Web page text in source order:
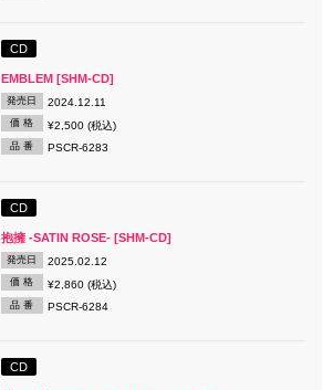
CD
EMBLEM [SHM-CD]
発売日 2024.12.11
価 格 ¥2,500 (税込)
品 番 PSCR-6283
CD
抱擁 -SATIN ROSE- [SHM-CD]
発売日 2025.02.12
価 格 ¥2,860 (税込)
品 番 PSCR-6284
CD